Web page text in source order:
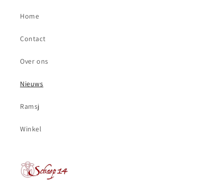
Home
Contact
Over ons
Nieuws
Ramsj
Winkel